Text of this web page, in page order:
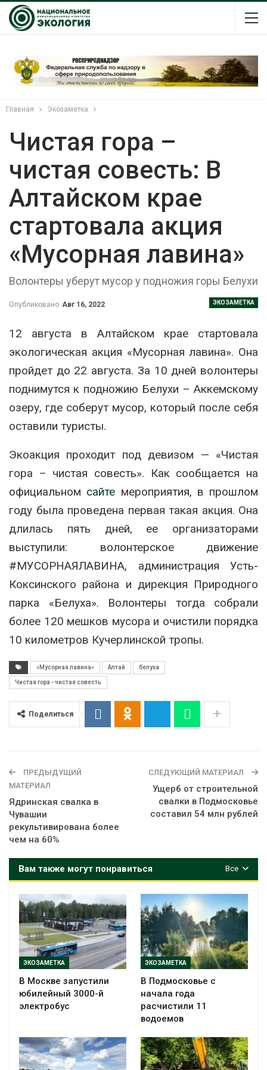
Главная Экозаметка
Чистая гора –
чистая совесть: В
Алтайском крае
стартовала акция
«Мусорная лавина»
Волонтеры уберут мусор у подножия горы Белухи
ЭКОЗАМЕТКА
Опубликовано Авг 16, 2022
12 августа в Алтайском крае стартовала
экологическая акция «Мусорная лавина». Она
пройдет до 22 августа. За 10 дней волонтеры
поднимутся к подножию Белухи – Аккемскому
озеру, где соберут мусор, который после себя
оставили туристы.
Экоакция проходит под девизом — «Чистая
гора – чистая совесть». Как сообщается на
официальном сайте мероприятия, в прошлом
году была проведена первая такая акция. Она
длилась пять дней, ее организаторами
выступили: волонтерское движение
#МУСОРНАЯЛАВИНА, администрация Усть-
Коксинского района и дирекция Природного
парка «Белуха». Волонтеры тогда собрали
более 120 мешков мусора и очистили порядка
10 километров Кучерлинской тропы.
«Мусорная лавина» Алтай белуха
Чистая гора - чистая совесть
Поделиться
ПРЕДЫДУЩИЙ
МАТЕРИАЛ
Ядринская свалка в
Чувашии
рекультивирована более
чем на 60%
СЛЕДУЮЩИЙ МАТЕРИАЛ
Ущерб от строительной
свалки в Подмосковье
составил 54 млн рублей
Все
Вам также могут понравиться
ЭКОЗАМЕТКА
В Москве запустили
юбилейный 3000-й
электробус
ЭКОЗАМЕТКА
В Подмосковье с
начала года
расчистили 11
водоемов